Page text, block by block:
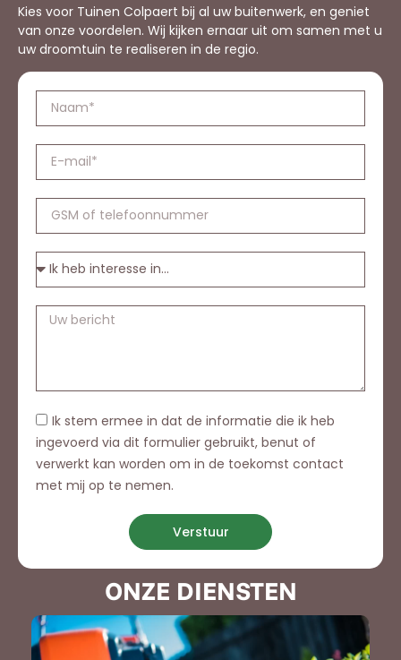
Kies voor Tuinen Colpaert bij al uw buitenwerk, en geniet
van onze voordelen. Wij kijken ernaar uit om samen met u
uw droomtuin te realiseren in de regio.
Ik stem ermee in dat de informatie die ik heb
ingevoerd via dit formulier gebruikt, benut of
verwerkt kan worden om in de toekomst contact
met mij op te nemen.
Verstuur
ONZE DIENSTEN